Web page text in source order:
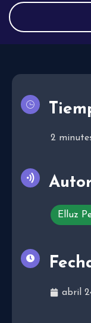
2
Elluz
abril